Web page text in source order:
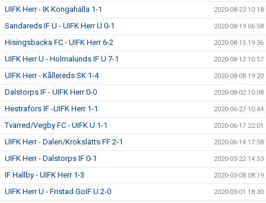
UIFK Herr - IK Kongahälla 1-1 2020-08-23 10:18
Sandareds IF U - UIFK Herr U 0-1 2020-08-19 06:58
Hisingsbacka FC - UIFK Herr 6-2 2020-08-15 19:36
UIFK Herr U - Holmalunds IF U 7-1 2020-08-12 10:57
UIFK Herr - Kållereds SK 1-4 2020-08-08 19:20
Dalstorps IF - UIFK Herr 0-0 2020-08-02 10:08
Hestrafors IF -UIFK Herr 1-1 2020-06-27 10:44
Tvärred/Vegby FC - UIFK U 1-1 2020-06-17 22:01
UIFK Herr - Dalen/Krokslätts FF 2-1 2020-06-14 17:58
UIFK Herr - Dalstorps IF 0-1 2020-03-22 14:53
IF Hallby - UIFK Herr 1-3 2020-03-08 08:19
UIFK Herr U - Fristad GoIF U 2-0 2020-03-01 18:30